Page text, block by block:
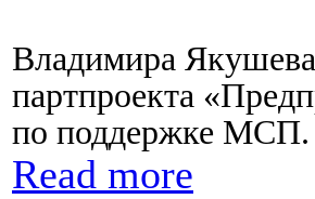
Владимира Якушева
партпроекта
по поддержке МСП.
Read more